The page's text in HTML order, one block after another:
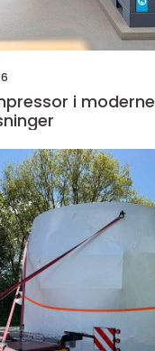
i moderne